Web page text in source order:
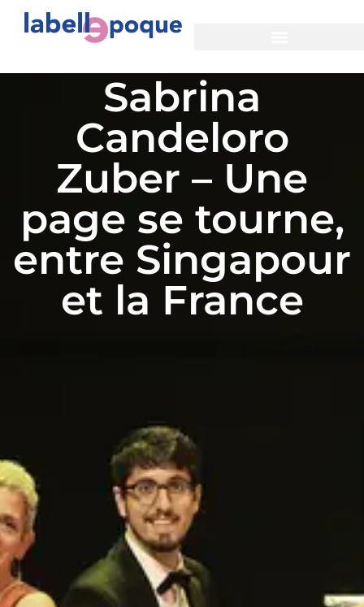
Sabrina
Candeloro
Zuber – Une
page se tourne,
entre Singapour
et la France